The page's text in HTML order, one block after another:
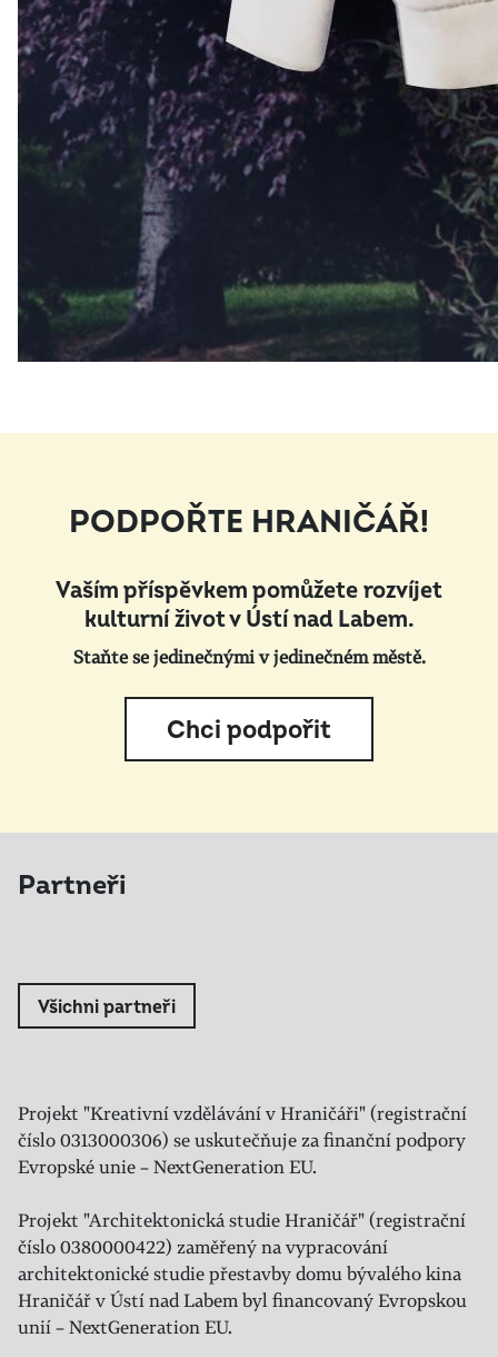
PODPOŘTE HRANIČÁŘ!
Vaším příspěvkem pomůžete rozvíjet
kulturní život v Ústí nad Labem.
Staňte se jedinečnými v jedinečném městě.
Chci podpořit
Partneři
Všichni partneři
Projekt "Kreativní vzdělávání v Hraničáři" (registrační
číslo 0313000306) se uskutečňuje za finanční podpory
Evropské unie – NextGeneration EU.
Projekt "Architektonická studie Hraničář" (registrační
číslo 0380000422) zaměřený na vypracování
architektonické studie přestavby domu bývalého kina
Hraničář v Ústí nad Labem byl financovaný Evropskou
unií – NextGeneration EU.